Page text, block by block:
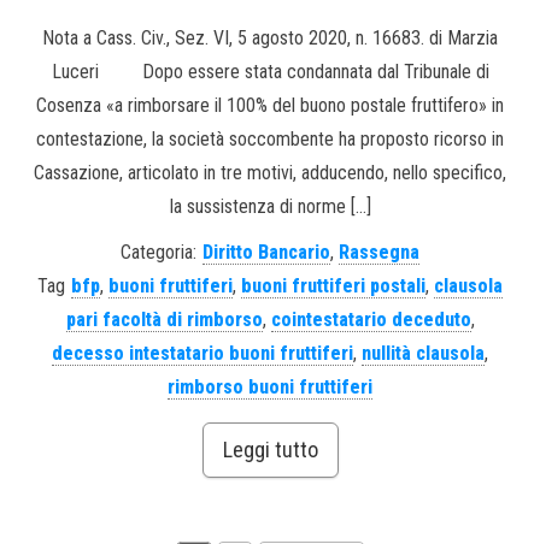
Nota a Cass. Civ., Sez. VI, 5 agosto 2020, n. 16683. di Marzia
Luceri Dopo essere stata condannata dal Tribunale di
Cosenza «a rimborsare il 100% del buono postale fruttifero» in
contestazione, la società soccombente ha proposto ricorso in
Cassazione, articolato in tre motivi, adducendo, nello specifico,
la sussistenza di norme […]
Categoria: Diritto Bancario, Rassegna
Tag bfp, buoni fruttiferi, buoni fruttiferi postali, clausola
pari facoltà di rimborso, cointestatario deceduto,
decesso intestatario buoni fruttiferi, nullità clausola,
rimborso buoni fruttiferi
Leggi tutto